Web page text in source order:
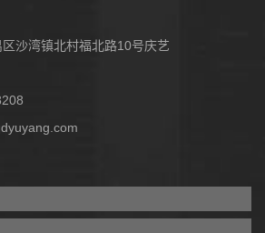
沙湾镇北村福北路10号庆艺